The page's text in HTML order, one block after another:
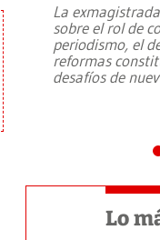
La
sobre el rol de
periodismo, el
reformas
desafíos de
Lo